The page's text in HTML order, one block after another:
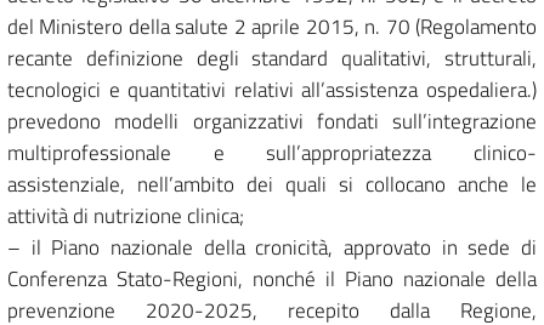
del Ministero della salute 2 aprile 2015, n. 70 (Regolamento
recante definizione degli standard qualitativi, strutturali,
tecnologici e quantitativi relativi all’assistenza ospedaliera.)
prevedono modelli organizzativi fondati sull’integrazione
multiprofessionale e sull’appropriatezza clinico-
assistenziale, nell’ambito dei quali si collocano anche le
attività di nutrizione clinica;
– il Piano nazionale della cronicità, approvato in sede di
Conferenza Stato-Regioni, nonché il Piano nazionale della
prevenzione 2020-2025, recepito dalla Regione,